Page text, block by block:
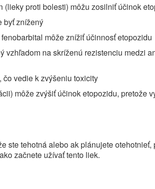
proti bolesti) môžu zosilniť účinok
byť znížený
môže znížiť účinnosť etopozidu
vzhľadom na skríženú rezistenciu medzi
vedie k zvýšeniu toxicity
môže zvýšiť účinok etopozidu, pretože
ste tehotná alebo ak plánujete otehotnieť,
začnete užívať tento liek.